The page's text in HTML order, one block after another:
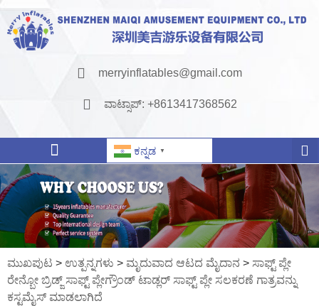
merryinflatables@gmail.com
ವಾಟ್ಸಾಪ್: +8613417368562
ಕನ್ನಡ ▼
ಮುಖಪುಟ > ಉತ್ಪನ್ನಗಳು > ಮೃದುವಾದ ಆಟದ ಮೈದಾನ > ಸಾಫ್ಟ್ ಪ್ಲೇ
ರೇನ್ಬೋ ಬ್ರಿಡ್ಜ್ ಸಾಫ್ಟ್ ಪ್ಲೇಗ್ರೌಂಡ್ ಟಾಡ್ಲರ್ ಸಾಫ್ಟ್ ಪ್ಲೇ ಸಲಕರಣೆ ಗಾತ್ರವನ್ನು
ಕಸ್ಟಮೈಸ್ ಮಾಡಲಾಗಿದೆ